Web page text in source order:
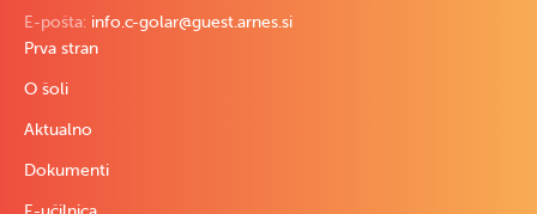
E-pošta: info.c-golar@guest.arnes.si
Prva stran
O šoli
Aktualno
Dokumenti